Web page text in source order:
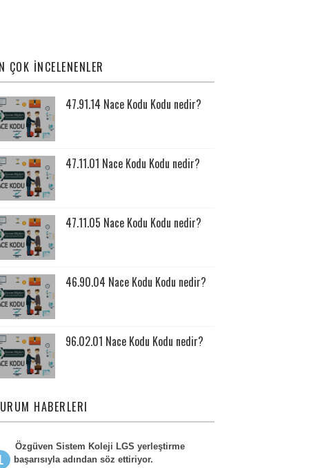
ÇOK İNCELENENLER
47.91.14 Nace Kodu Kodu nedir?
47.11.01 Nace Kodu Kodu nedir?
47.11.05 Nace Kodu Kodu nedir?
46.90.04 Nace Kodu Kodu nedir?
96.02.01 Nace Kodu Kodu nedir?
HABERLERI
Özgüven Sistem Koleji LGS yerleştirme
başarısıyla adından söz ettiriyor.